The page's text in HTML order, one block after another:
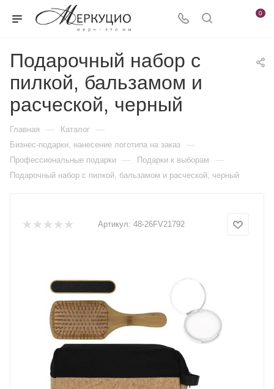
0
Подарочный набор с
пилкой, бальзамом и
расческой, черный
Главная — Каталог —
Бизнес-подарки, нанесение логотипа на заказ —
Профессиональные подарки — Подарки к выборам —
Подарочный набор с пилкой, бальзамом и расческой, черный
Артикул: 48-26FV21792